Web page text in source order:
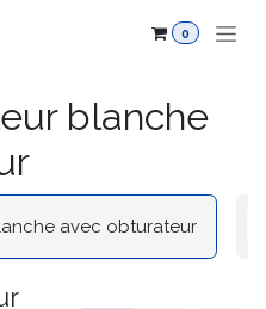
0
blanche
avec obturateur